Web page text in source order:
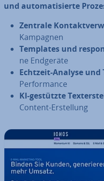
und au­to­ma­ti­sier­te
Zentrale
Kampagnen
Templates und
ne Endgeräte
Echtzeit-Analyse und
Per­for­mance
KI-gestützte
Content-Er­stel­lung